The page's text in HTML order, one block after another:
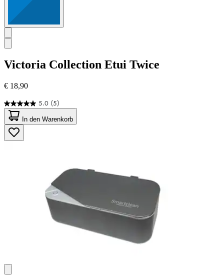
Victoria Collection Etui Twice
€ 18,90
5.0 (5)
5.0
von
5
Sternen.
5
In den Warenkorb